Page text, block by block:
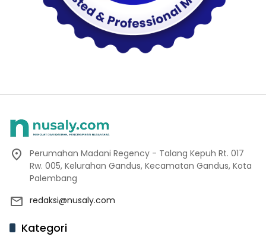
Perumahan Madani Regency - Talang Kepuh Rt. 017
Rw. 005, Kelurahan Gandus, Kecamatan Gandus, Kota
Palembang
redaksi@nusaly.com
Kategori